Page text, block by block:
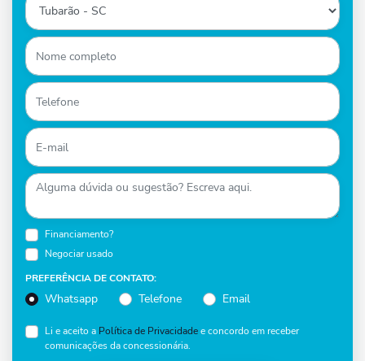
Financiamento?
Negociar usado
PREFERÊNCIA DE CONTATO:
Whatsapp Telefone Email
Li e aceito a Política de Privacidadee concordo em receber
comunicações da concessionária.